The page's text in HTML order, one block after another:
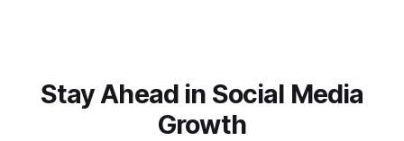
Stay Ahead in Social Media
Growth